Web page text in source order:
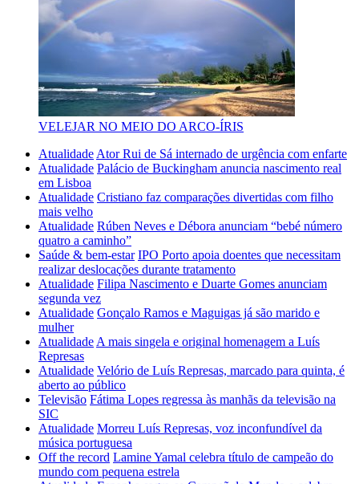
VELEJAR NO MEIO DO ARCO-ÍRIS
Atualidade Ator Rui de Sá internado de urgência com enfarte
Atualidade Palácio de Buckingham anuncia nascimento real
em Lisboa
Atualidade Cristiano faz comparações divertidas com filho
mais velho
Atualidade Rúben Neves e Débora anunciam “bebé número
quatro a caminho”
Saúde & bem-estar IPO Porto apoia doentes que necessitam
realizar deslocações durante tratamento
Atualidade Filipa Nascimento e Duarte Gomes anunciam
segunda vez
Atualidade Gonçalo Ramos e Maguigas já são marido e
mulher
Atualidade A mais singela e original homenagem a Luís
Represas
Atualidade Velório de Luís Represas, marcado para quinta, é
aberto ao público
Televisão Fátima Lopes regressa às manhãs da televisão na
SIC
Atualidade Morreu Luís Represas, voz inconfundível da
música portuguesa
Off the record Lamine Yamal celebra título de campeão do
mundo com pequena estrela